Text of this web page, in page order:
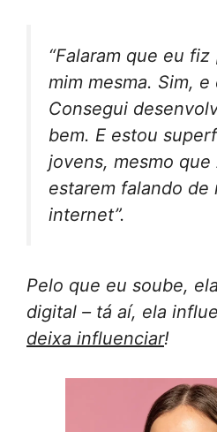
“Falaram que eu
mim mesma. Sim, e
Consegui
bem. E estou
jovens, mesmo que
estarem falando de
internet”.
Pelo que eu soube,
digital – tá aí, ela
deixa influenciar!